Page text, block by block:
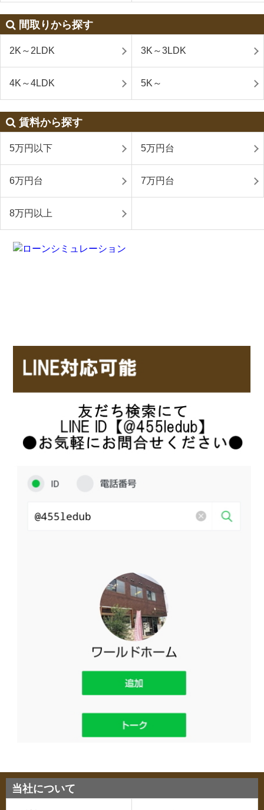
間取りから探す
2K～2LDK 3K～3LDK
4K～4LDK 5K～
賃料から探す
5万円以下 5万円台
6万円台 7万円台
8万円以上
当社について